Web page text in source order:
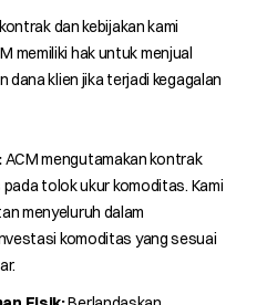
dan kebijakan kami
memiliki hak untuk menjual
dana klien jika terjadi kegagalan
ACM mengutamakan kontrak
tolok ukur komoditas. Kami
menyeluruh dalam
komoditas yang sesuai